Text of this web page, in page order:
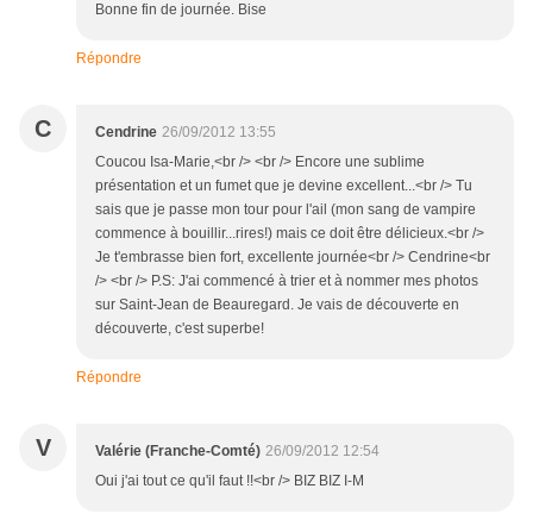
Bonne fin de journée. Bise
Répondre
C Cendrine 26/09/2012 13:55
Coucou Isa-Marie,<br /> <br /> Encore une sublime
présentation et un fumet que je devine excellent...<br /> Tu
sais que je passe mon tour pour l'ail (mon sang de vampire
commence à bouillir...rires!) mais ce doit être délicieux.<br />
Je t'embrasse bien fort, excellente journée<br /> Cendrine<br
/> <br /> P.S: J'ai commencé à trier et à nommer mes photos
sur Saint-Jean de Beauregard. Je vais de découverte en
découverte, c'est superbe!
Répondre
V Valérie (Franche-Comté) 26/09/2012 12:54
Oui j'ai tout ce qu'il faut !!<br /> BIZ BIZ I-M